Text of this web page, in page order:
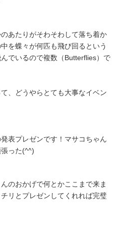
あたりがそわそわして落ち着か
を蝶々が何匹も飛び回るという
でいるので複数（Butterflies）で
、どうやらとても大事なイベン
表プレゼンです！マサコちゃん
った(^^)
のおかげで何とかここまで来ま
リとプレゼンしてくれれば完璧